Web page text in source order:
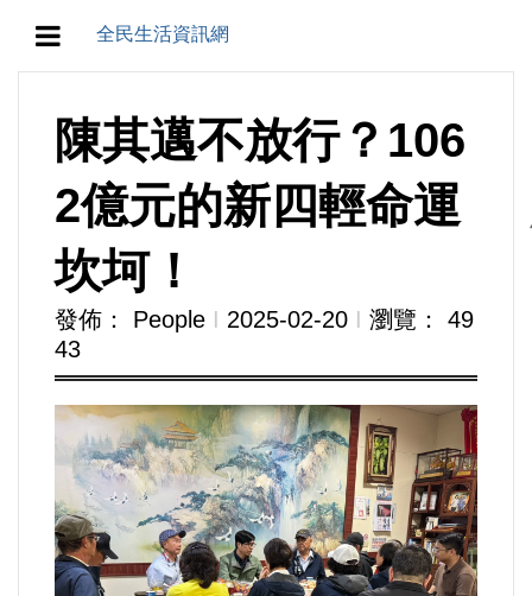
全民生活資訊網
教育/五育/五創
人生/生存/生活
產業/經濟
政治/政黨
農業/技術/肥飼料/農藥/產銷
食品/衛生/醫療/照護
運動/體育/休閒/育樂
陳其邁不放行？106
2億元的新四輕命運
坎坷！
發佈： People Ι 2025-02-20 Ι 瀏覽： 49
43